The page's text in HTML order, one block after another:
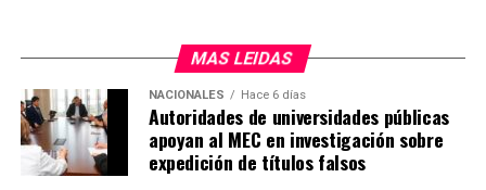
MAS LEIDAS
NACIONALES Hace 6 días
Autoridades de universidades públicas
apoyan al MEC en investigación sobre
expedición de títulos falsos